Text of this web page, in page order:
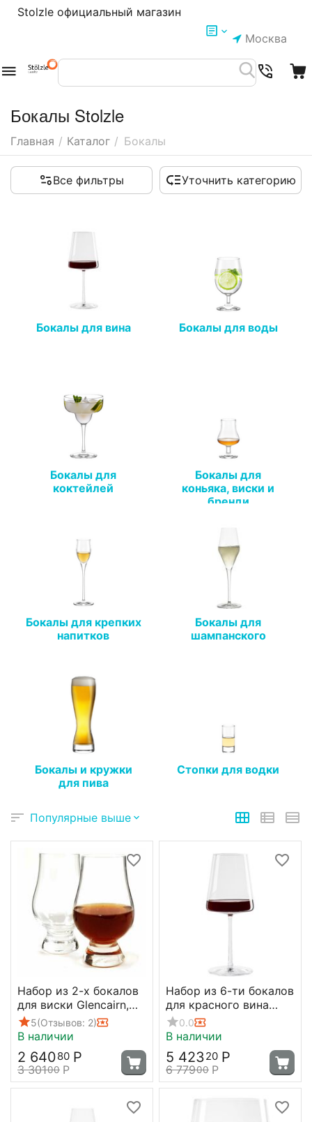
Stolzle официальный магазин
Москва
Бокалы Stolzle
Главная / Каталог / Бокалы
Все фильтры Уточнить категорию
Бокалы для вина Бокалы для воды
Бокалы для
коктейлей
Бокалы для
коньяка, виски и
бренди
Бокалы для крепких
напитков
Бокалы для
шампанского
Бокалы и кружки
для пива
Стопки для водки
Популярные выше
Набор из 2-х бокалов
для виски Glencairn,
190 мл; D=67, H=115.5
мм, Stolzle
5(Отзывов: 2)
В наличии
2 64080 Р
3 30100 Р
Набор из 6-ти бокалов
для красного вина
серия Power, 520 мл,
D90 мм, H226 мм,
0.0
В наличии
5 42320 Р
6 77900 Р